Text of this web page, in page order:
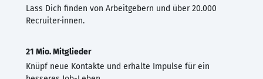
Lass Dich finden von Arbeitgebern und über 20.000
Recruiter·innen.
21 Mio. Mitglieder
Knüpf neue Kontakte und erhalte Impulse für ein